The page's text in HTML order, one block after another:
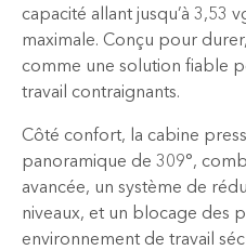
capacité allant jusqu’à 3,53
maximale. Conçu pour
comme une solution fiable
travail contraignants.
Côté confort, la cabine
panoramique de 309°,
avancée, un système de
niveaux, et un blocage des
environnement de travail